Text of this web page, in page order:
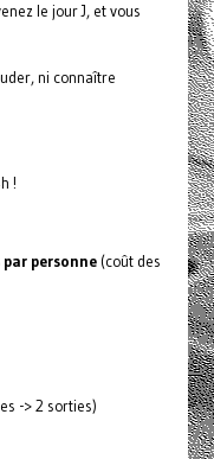
le jour J, et vous
ni connaître
!
personne(coût des
-> 2 sorties)